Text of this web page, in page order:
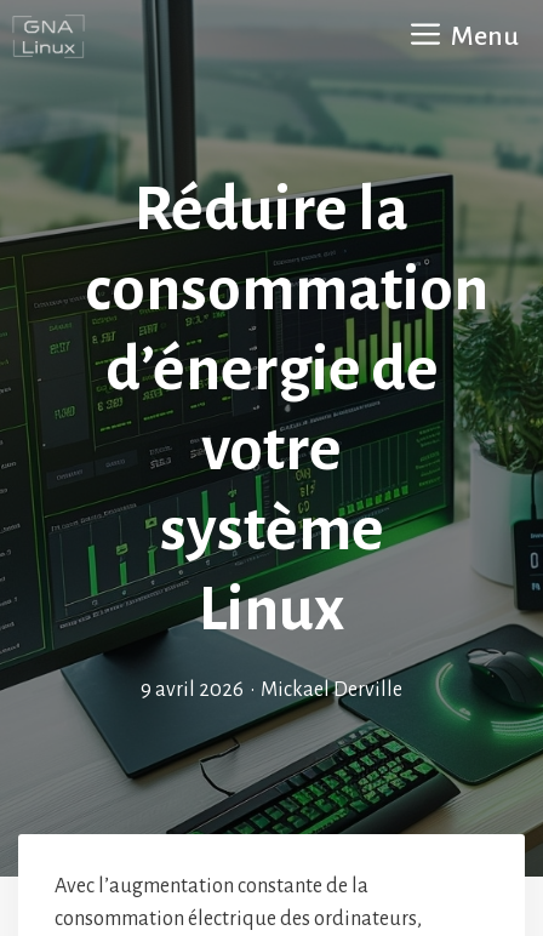
Aller
au
Menu
Réduire la
consommation
d’énergie de
votre
système
Linux
9 avril 2026 • Mickael Derville
Avec l’augmentation constante de la
consommation électrique des ordinateurs,